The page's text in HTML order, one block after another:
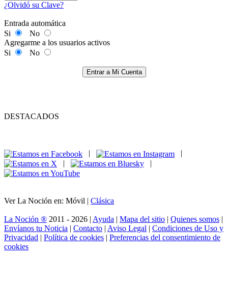
¿Olvidó su Clave?
Entrada automática
Si
No
Agregarme a los usuarios activos
Si
No
Entrar a Mi Cuenta
DESTACADOS
|
|
Ver La Noción en: Móvil | Clásica
La Noción ® 2011 - 2026 | Ayuda | Mapa del sitio | Quienes somos |
Envíanos tu Noticia | Contacto | Aviso Legal | Condiciones de Uso y
Privacidad | Política de cookies | Preferencias del consentimiento de
cookies